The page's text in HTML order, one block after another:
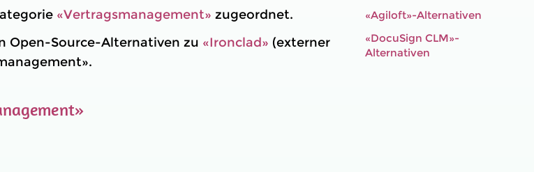
«Vertragsmanagement» zugeordnet.
Open-Source-Alternativen zu «Ironclad» (externer
«Agiloft»-Alternativen
«DocuSign CLM»-
Alternativen